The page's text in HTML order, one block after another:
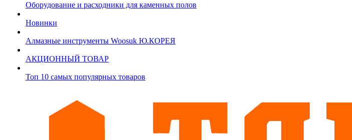
Оборудование и расходники для каменных полов
Новинки
Алмазные инструменты Woosuk Ю.КОРЕЯ
АКЦИОННЫЙ ТОВАР
Топ 10 самых популярных товаров